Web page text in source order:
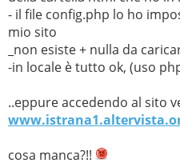
- il file config.php lo ho
mio sito
_non esiste + nulla da
-in locale è tutto ok, (uso
..eppure accedendo al sito
cosa manca?!!